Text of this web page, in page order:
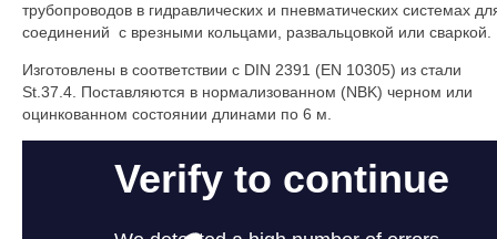
трубопроводов в гидравлических и пневматических системах
соединений с врезными кольцами, развальцовкой или сваркой.
Изготовлены в соответствии с DIN 2391 (EN 10305) из стали
St.37.4. Поставляются в нормализованном (NBK) черном или
оцинкованном состоянии длинами по 6 м.